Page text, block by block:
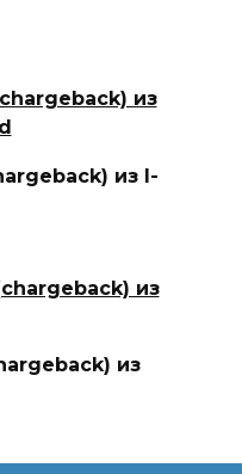
из I-
из